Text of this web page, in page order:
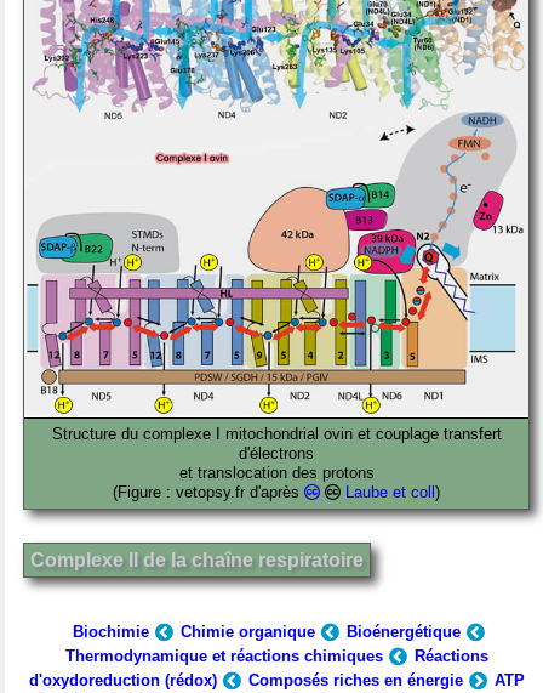
Structure du complexe I mitochondrial ovin et couplage transfert
d'électrons
et translocation des protons
(Figure : vetopsy.fr d'après
Laube et coll )
Complexe II de la chaîne respiratoire
Biochimie Chimie organique
Bioénergétique
Thermodynamique et réactions chimiques
Réactions
d'oxydoreduction (rédox)
Composés riches en énergie
ATP